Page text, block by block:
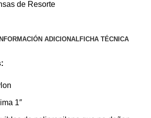
de Resorte
ADICIONALFICHA TÉCNICA
1″